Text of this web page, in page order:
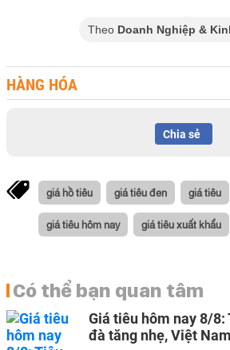
Theo Doanh Nghiệp &
HÀNG HÓA
Chia sẻ
giá hồ tiêu giá tiêu đen giá tiêu
giá tiêu hôm nay giá tiêu xuất khẩu
Có thể bạn quan tâm
Giá tiêu hôm nay 8/
đà tăng nhẹ, Việt